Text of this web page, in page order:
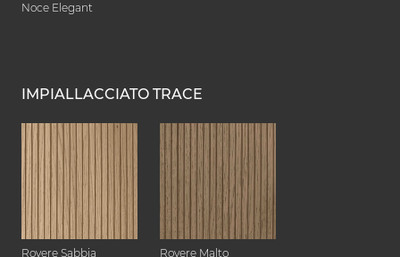
Noce Elegant
IMPIALLACCIATO TRACE
Rovere Sabbia Rovere Malto